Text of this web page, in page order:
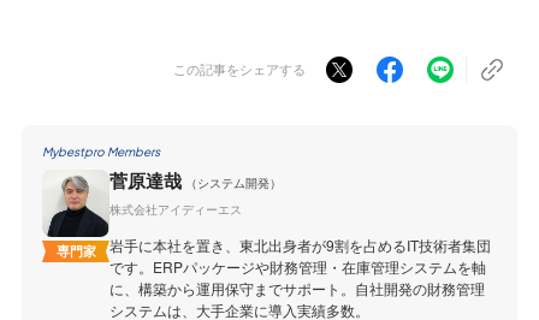
この記事をシェアする
Mybestpro Members
専門家
菅原達哉
（システム開発）
株式会社アイディーエス
岩手に本社を置き、東北出身者が9割を占めるIT技術者集団
です。ERPパッケージや財務管理・在庫管理システムを軸
に、構築から運用保守までサポート。自社開発の財務管理
システムは、大手企業に導入実績多数。